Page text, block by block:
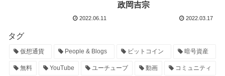
2022.06.11
政岡吉宗
2022.03.17
タグ
仮想通貨 People & Blogs ビットコイン 暗号資産
無料 YouTube ユーチューブ 動画 コミュニティ